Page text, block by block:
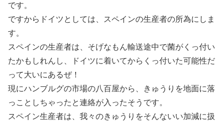
です。
ですからドイツとしては、スペインの生産者の所為にしま
す。
スペインの生産者は、そげなもん輸送途中で菌がくっ付い
たかもしれんし、ドイツに着いてからくっ付いた可能性だ
って大いにあるぜ！
現にハンブルグの市場の八百屋から、きゅうりを地面に落
っことしちゃったと連絡が入ったそうです。
スペイン生産者は、我々のきゅうりをそんないい加減に扱